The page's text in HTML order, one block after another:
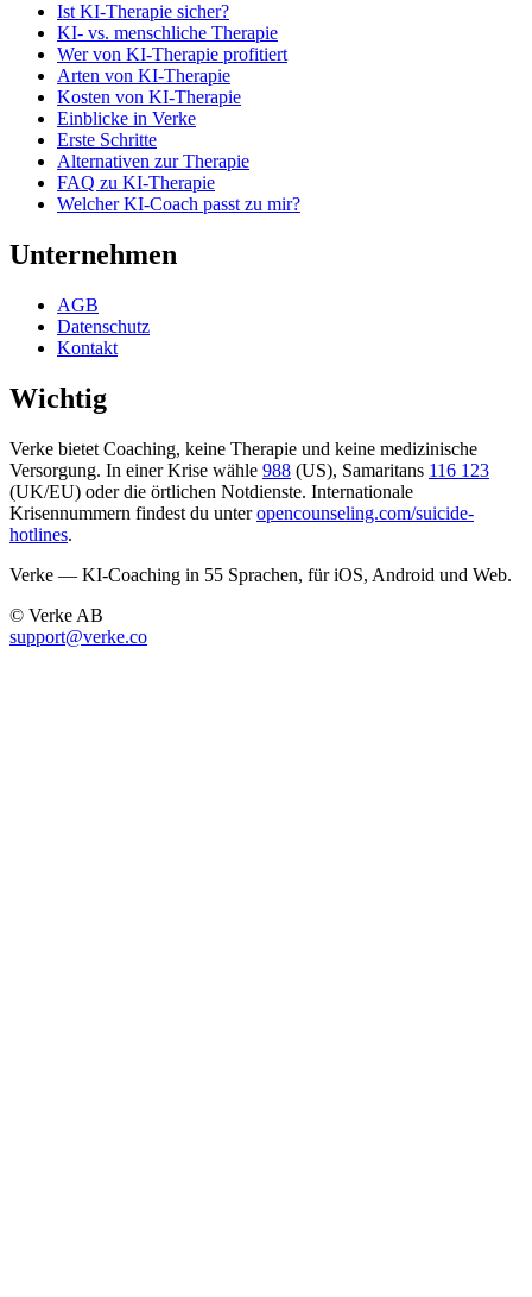
Ist KI-Therapie sicher?
KI- vs. menschliche Therapie
Wer von KI-Therapie profitiert
Arten von KI-Therapie
Kosten von KI-Therapie
Einblicke in Verke
Erste Schritte
Alternativen zur Therapie
FAQ zu KI-Therapie
Welcher KI-Coach passt zu mir?
Unternehmen
AGB
Datenschutz
Kontakt
Wichtig
Verke bietet Coaching, keine Therapie und keine medizinische
Versorgung. In einer Krise wähle 988 (US), Samaritans 116 123
(UK/EU) oder die örtlichen Notdienste. Internationale
Krisennummern findest du unter opencounseling.com/suicide-
hotlines.
Verke — KI-Coaching in 55 Sprachen, für iOS, Android und Web.
© Verke AB
support@verke.co